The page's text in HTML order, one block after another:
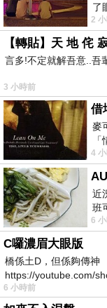
了
什
2
【轉貼】天 地 侘
言多!不定就解吾意..吾
3 小時前
借
麥
瘤
4
近
班
定
6
C囉濃眉大眼版
橋係土D，但係夠傳神
https://youtube.com/
6 小時前